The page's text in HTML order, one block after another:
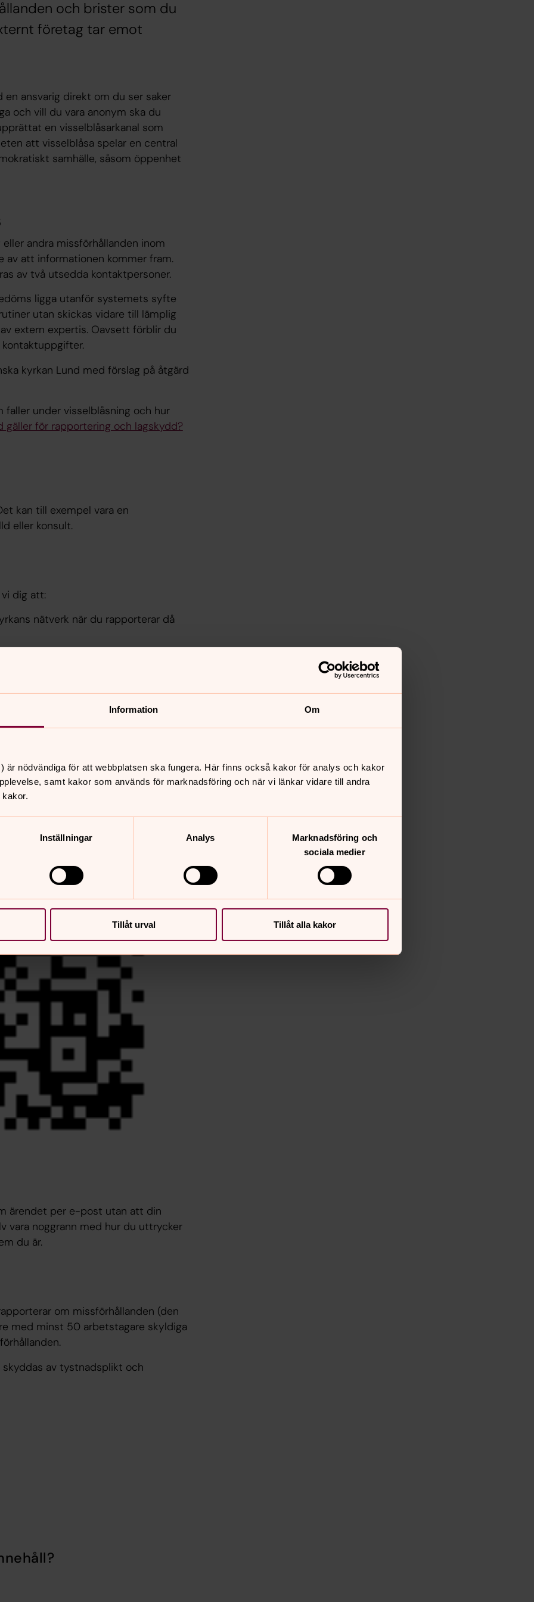
Information Om
är nödvändiga för att webbplatsen ska fungera. Här finns också kakor för analys och kakor
samt kakor som används för marknadsföring och när vi länkar vidare till andra
Inställningar Analys
Marknadsföring och
sociala medier
Tillåt urval Tillåt alla kakor
och brister som du
företag tar emot
ansvarig direkt om du ser saker
och vill du vara anonym ska du
en visselblåsarkanal som
att visselblåsa spelar en central
samhälle, såsom öppenhet
andra missförhållanden inom
av att informationen kommer fram.
av två utsedda kontaktpersoner.
ligga utanför systemets syfte
utan skickas vidare till lämplig
extern expertis. Oavsett förblir du
kyrkan Lund med förslag på åtgärd
faller under visselblåsning och hur
gäller för rapportering och lagskydd?
kan till exempel vara en
eller konsult.
dig att:
nätverk när du rapporterar då
QR-koden och komma direkt till
mot Svenska kyrkans WiFi
på nummer 020-899 433
ärendet per e-post utan att din
vara noggrann med hur du uttrycker
du är.
om missförhållanden (den
med minst 50 arbetstagare skyldiga
av tystnadsplikt och